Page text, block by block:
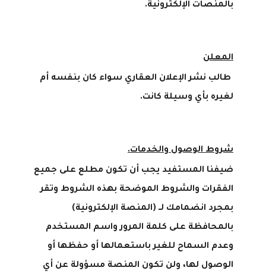
بالمنصات الإلكترونية.
المعلن
طالب نشر الإعلان العقاري سواء كان بنفسه أم
لغيره بأي وسيلة كانت.
شروط الوصول والخدمات.
ضيفنا المستفيد يجب أن تكون مطلع على جميع
الفقرات والشروط الموضحة بهذه الشروط وتقر
بمجرد انضمامك لــ (المنصة الإلكترونية)
بالمحافظة على كلمة المرور واسم المستخدم
وعدم السماح للغير باستعمالها أو حفظها أو
الوصول لها، ولن تكون المنصة مسؤولة عن أي